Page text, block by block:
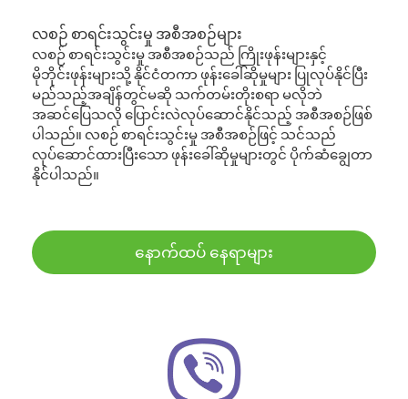
လစဉ် စာရင်းသွင်းမှု အစီအစဉ်များ
လစဉ် စာရင်းသွင်းမှု အစီအစဉ်သည် ကြိုးဖုန်းများနှင့်
မိုဘိုင်းဖုန်းများသို့ နိုင်ငံတကာ ဖုန်းခေါ်ဆိုမှုများ ပြုလုပ်နိုင်ပြီး
မည်သည့်အချိန်တွင်မဆို သက်တမ်းတိုးစရာ မလိုဘဲ
အဆင်ပြေသလို ပြောင်းလဲလုပ်ဆောင်နိုင်သည့် အစီအစဉ်ဖြစ်
ပါသည်။ လစဉ် စာရင်းသွင်းမှု အစီအစဉ်ဖြင့် သင်သည်
လုပ်ဆောင်ထားပြီးသော ဖုန်းခေါ်ဆိုမှုများတွင် ပိုက်ဆံချွေတာ
နိုင်ပါသည်။
နောက်ထပ် နေရာများ